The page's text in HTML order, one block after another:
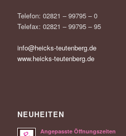
Telefon: 02821 – 99795 – 0
Telefax: 02821 – 99795 – 95
info@heicks-teutenberg.de
www.heicks-teutenberg.de
NEUHEITEN
Angepasste Öffnungszeiten